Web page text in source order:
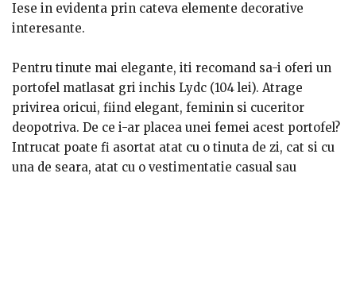
Iese in evidenta prin cateva elemente decorative
interesante.
Pentru tinute mai elegante, iti recomand sa-i oferi un
portofel matlasat gri inchis Lydc (104 lei). Atrage
privirea oricui, fiind elegant, feminin si cuceritor
deopotriva. De ce i-ar placea unei femei acest portofel?
Intrucat poate fi asortat atat cu o tinuta de zi, cat si cu
una de seara, atat cu o vestimentatie casual sau